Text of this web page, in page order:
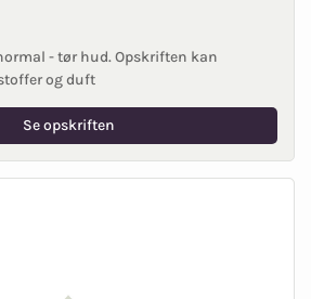
- tør hud. Opskriften kan
og duft
Se opskriften